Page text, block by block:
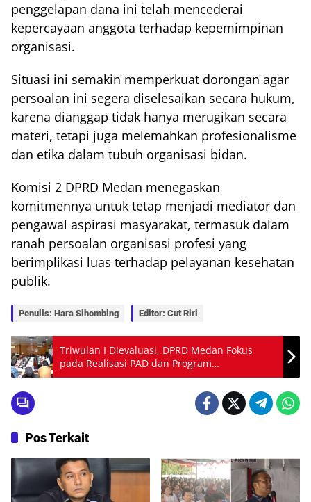
penggelapan dana ini telah mencederai
kepercayaan anggota terhadap kepemimpinan
organisasi.
Situasi ini semakin memperkuat dorongan agar
persoalan ini segera diselesaikan secara hukum,
karena dianggap tidak hanya merugikan secara
materi, tetapi juga melemahkan profesionalisme
dan etika dalam tubuh organisasi bidan.
Komisi 2 DPRD Medan menegaskan
komitmennya untuk tetap menjadi mediator dan
pengawal aspirasi masyarakat, termasuk dalam
ranah persoalan organisasi profesi yang
berimplikasi luas terhadap pelayanan kesehatan
publik.
Penulis: Hara Sihombing Editor: Cut Riri
Triwulan I Dievaluasi, DPRD Medan Fokus
pada Realisasi PAD dan Program
Pembangunan OPD
Pos Terkait